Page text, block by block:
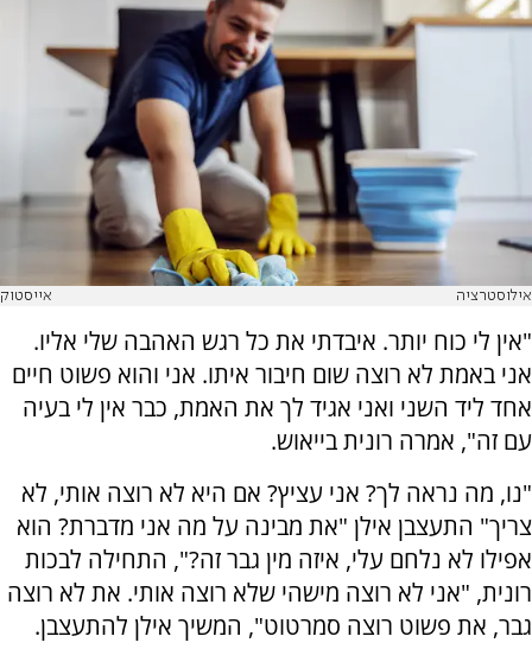
אילוסטרציה אייסטוק
"אין לי כוח יותר. איבדתי את כל רגש האהבה שלי אליו.
אני באמת לא רוצה שום חיבור איתו. אני והוא פשוט חיים
אחד ליד השני ואני אגיד לך את האמת, כבר אין לי בעיה
עם זה", אמרה רונית בייאוש.
"נו, מה נראה לך? אני עציץ? אם היא לא רוצה אותי, לא
צריך" התעצבן אילן "את מבינה על מה אני מדברת? הוא
אפילו לא נלחם עלי, איזה מין גבר זה?", התחילה לבכות
רונית, "אני לא רוצה מישהי שלא רוצה אותי. את לא רוצה
גבר, את פשוט רוצה סמרטוט", המשיך אילן להתעצבן.